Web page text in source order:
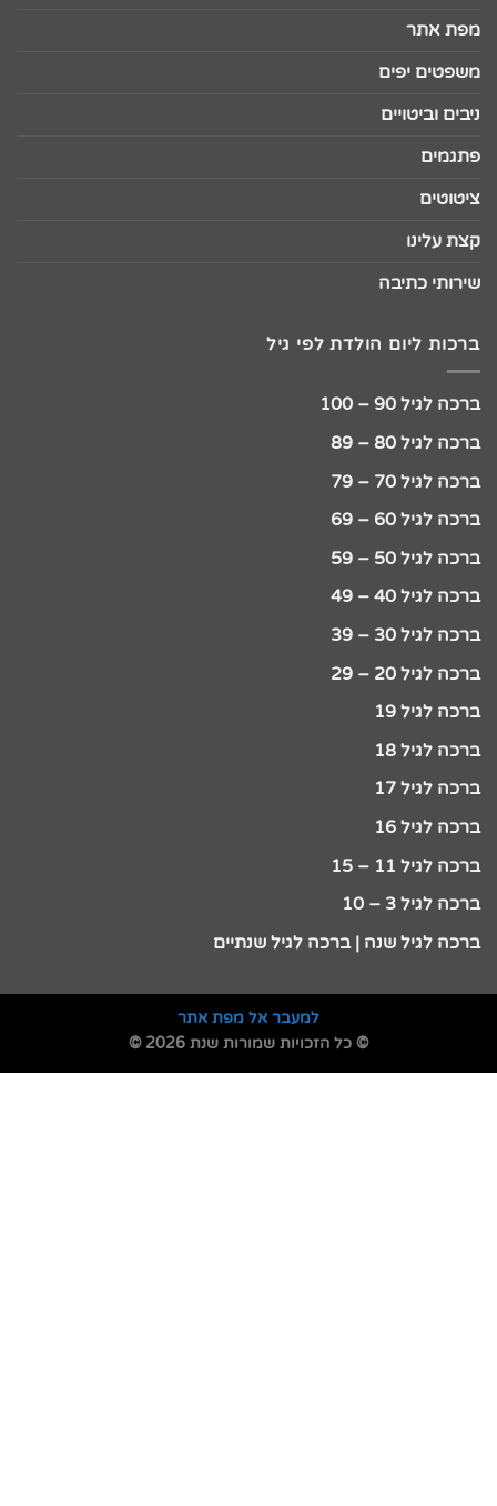
מפת אתר
משפטים יפים
ניבים וביטויים
פתגמים
ציטוטים
קצת עלינו
שירותי כתיבה
ברכות ליום הולדת לפי גיל
ברכה לגיל 90 – 100
ברכה לגיל 80 – 89
ברכה לגיל 70 – 79
ברכה לגיל 60 – 69
ברכה לגיל 50 – 59
ברכה לגיל 40 – 49
ברכה לגיל 30 – 39
ברכה לגיל 20 – 29
ברכה לגיל 19
ברכה לגיל 18
ברכה לגיל 17
ברכה לגיל 16
ברכה לגיל 11 – 15
ברכה לגיל 3 – 10
ברכה לגיל שנה | ברכה לגיל שנתיים
למעבר אל מפת אתר
© כל הזכויות שמורות שנת 2026 ©